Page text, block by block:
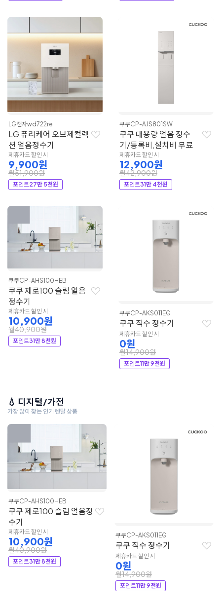
LG전자wd722re
LG 퓨리케어 오브제컬렉
션 얼음정수기
제휴카드 할인 시
9,900원
월51,900원
포인트27만 5천원
쿠쿠CP-AJS801SW
쿠쿠 대용량 얼음 정수
기/등록비,설치비 무료
제휴카드 할인 시
12,900원
월42,900원
포인트31만 4천원
쿠쿠CP-AHS100HEB
쿠쿠 제로100 슬림 얼음
정수기
제휴카드 할인 시
10,900원
월40,900원
포인트31만 8천원
쿠쿠CP-AKS011EG
쿠쿠 직수 정수기
제휴카드 할인 시
0원
월14,900원
포인트11만 9천원
💧 디지털/가전
가장 많이 찾는 인기 렌탈 상품
쿠쿠CP-AHS100HEB
쿠쿠 제로100 슬림 얼음정
수기
제휴카드 할인 시
10,900원
월40,900원
포인트31만 8천원
쿠쿠CP-AKS011EG
쿠쿠 직수 정수기
제휴카드 할인 시
0원
월14,900원
포인트11만 9천원